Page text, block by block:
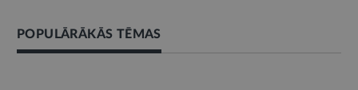
POPULĀRĀKĀS TĒMAS